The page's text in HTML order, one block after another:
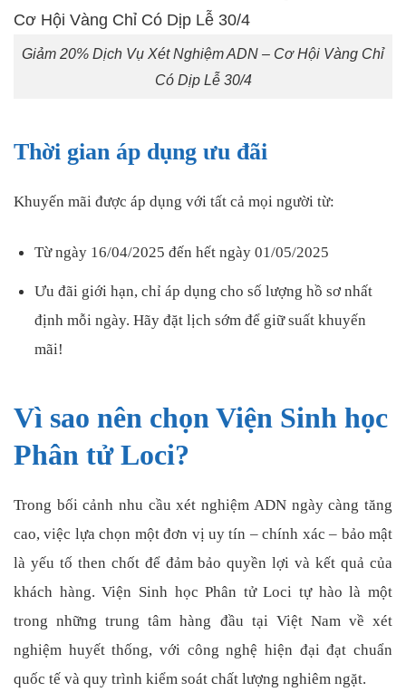
Giảm 20% Dịch Vụ Xét Nghiệm ADN – Cơ Hội Vàng Chỉ
Có Dịp Lễ 30/4
Thời gian áp dụng ưu đãi
Khuyến mãi được áp dụng với tất cả mọi người từ:
Từ ngày 16/04/2025 đến hết ngày 01/05/2025
Ưu đãi giới hạn, chỉ áp dụng cho số lượng hồ sơ nhất
định mỗi ngày. Hãy đặt lịch sớm để giữ suất khuyến
mãi!
Vì sao nên chọn Viện Sinh học
Phân tử Loci?
Trong bối cảnh nhu cầu xét nghiệm ADN ngày càng tăng
cao, việc lựa chọn một đơn vị uy tín – chính xác – bảo mật
là yếu tố then chốt để đảm bảo quyền lợi và kết quả của
khách hàng. Viện Sinh học Phân tử Loci tự hào là một
trong những trung tâm hàng đầu tại Việt Nam về xét
nghiệm huyết thống, với công nghệ hiện đại đạt chuẩn
quốc tế và quy trình kiểm soát chất lượng nghiêm ngặt.